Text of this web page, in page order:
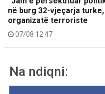
në burg 32-vjeçarja
organizatë terroriste
07/08 12:47
Na ndiqni: